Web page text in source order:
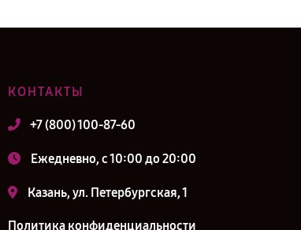
КОНТАКТЫ
+7 (800) 100-87-60
Ежедневно, с 10:00 до 20:00
Казань, ул. Петербургская, 1
Политика конфиденциальности